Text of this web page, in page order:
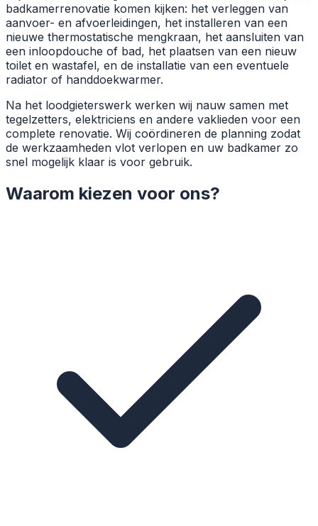
badkamerrenovatie komen kijken: het verleggen van
aanvoer- en afvoerleidingen, het installeren van een
nieuwe thermostatische mengkraan, het aansluiten van
een inloopdouche of bad, het plaatsen van een nieuw
toilet en wastafel, en de installatie van een eventuele
radiator of handdoekwarmer.
Na het loodgieterswerk werken wij nauw samen met
tegelzetters, elektriciens en andere vaklieden voor een
complete renovatie. Wij coördineren de planning zodat
de werkzaamheden vlot verlopen en uw badkamer zo
snel mogelijk klaar is voor gebruik.
Waarom kiezen voor ons?